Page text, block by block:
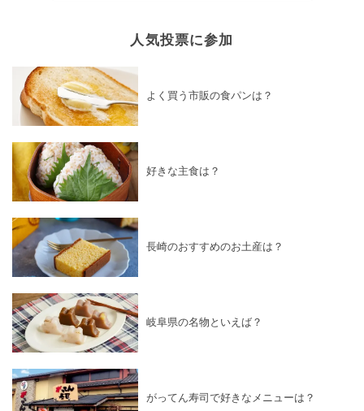
人気投票に参加
よく買う市販の食パンは？
好きな主食は？
長崎のおすすめのお土産は？
岐阜県の名物といえば？
がってん寿司で好きなメニューは？